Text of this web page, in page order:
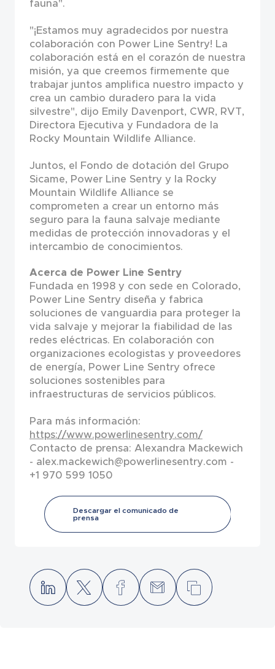
fauna".
"¡Estamos muy agradecidos por nuestra
colaboración con Power Line Sentry! La
colaboración está en el corazón de nuestra
misión, ya que creemos firmemente que
trabajar juntos amplifica nuestro impacto y
crea un cambio duradero para la vida
silvestre", dijo Emily Davenport, CWR, RVT,
Directora Ejecutiva y Fundadora de la
Rocky Mountain Wildlife Alliance.
Juntos, el Fondo de dotación del Grupo
Sicame, Power Line Sentry y la Rocky
Mountain Wildlife Alliance se
comprometen a crear un entorno más
seguro para la fauna salvaje mediante
medidas de protección innovadoras y el
intercambio de conocimientos.
Acerca de Power Line Sentry
Fundada en 1998 y con sede en Colorado,
Power Line Sentry diseña y fabrica
soluciones de vanguardia para proteger la
vida salvaje y mejorar la fiabilidad de las
redes eléctricas. En colaboración con
organizaciones ecologistas y proveedores
de energía, Power Line Sentry ofrece
soluciones sostenibles para
infraestructuras de servicios públicos.
Para más información:
https://www.powerlinesentry.com/
Contacto de prensa: Alexandra Mackewich
- alex.mackewich@powerlinesentry.com -
+1 970 599 1050
Descargar el comunicado de
prensa